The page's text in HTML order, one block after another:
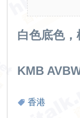
白色底色
KMB
香港